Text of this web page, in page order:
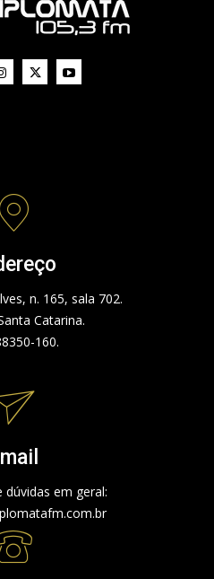
n. 165, sala 702.
Catarina.
160.
em geral: